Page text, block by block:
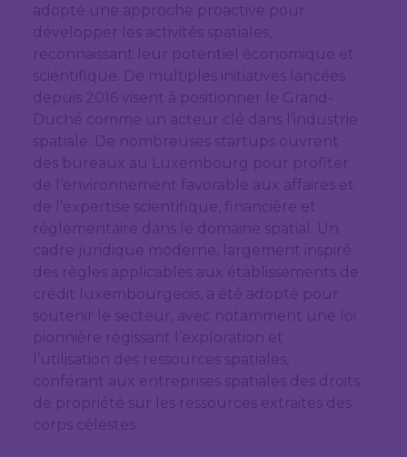
adopté une approche proactive pour
développer les activités spatiales,
reconnaissant leur potentiel économique et
scientifique. De multiples initiatives lancées
depuis 2016 visent à positionner le Grand-
Duché comme un acteur clé dans l’industrie
spatiale. De nombreuses startups ouvrent
des bureaux au Luxembourg pour profiter
de l’environnement favorable aux affaires et
de l’expertise scientifique, financière et
réglementaire dans le domaine spatial. Un
cadre juridique moderne, largement inspiré
des règles applicables aux établissements de
crédit luxembourgeois, a été adopté pour
soutenir le secteur, avec notamment une loi
pionnière régissant l’exploration et
l’utilisation des ressources spatiales,
conférant aux entreprises spatiales des droits
de propriété sur les ressources extraites des
corps célestes.